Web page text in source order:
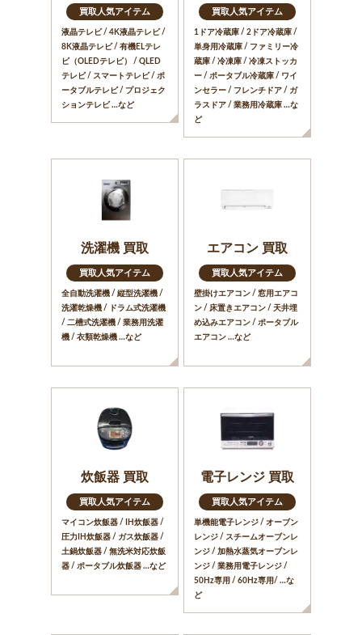
買取人気アイテム
液晶テレビ / 4K液晶テレビ /
8K液晶テレビ / 有機ELテレ
ビ（OLEDテレビ） / QLED
テレビ / スマートテレビ / ポ
ータブルテレビ / プロジェク
ションテレビ …など
買取人気アイテム
1ドア冷蔵庫 / 2ドア冷蔵庫 /
単身用冷蔵庫 / ファミリー冷
蔵庫 / 冷凍庫 / 冷凍ストッカ
ー / ポータブル冷蔵庫 / ワイ
ンセラー / フレンチドア / ガ
ラスドア / 業務用冷蔵庫 …な
ど
洗濯機 買取
買取人気アイテム
全自動洗濯機 / 縦型洗濯機 /
洗濯乾燥機 / ドラム式洗濯機
/ 二槽式洗濯機 / 業務用洗濯
機 / 衣類乾燥機 …など
エアコン 買取
買取人気アイテム
壁掛けエアコン / 窓用エアコ
ン / 床置きエアコン / 天井埋
め込みエアコン / ポータブル
エアコン …など
炊飯器 買取
買取人気アイテム
マイコン炊飯器 / IH炊飯器 /
圧力IH炊飯器 / ガス炊飯器 /
土鍋炊飯器 / 無洗米対応炊飯
器 / ポータブル炊飯器 …など
電子レンジ 買取
買取人気アイテム
単機能電子レンジ / オーブン
レンジ / スチームオーブンレ
ンジ / 加熱水蒸気オーブンレ
ンジ / 業務用電子レンジ /
50Hz専用 / 60Hz専用/ …な
ど